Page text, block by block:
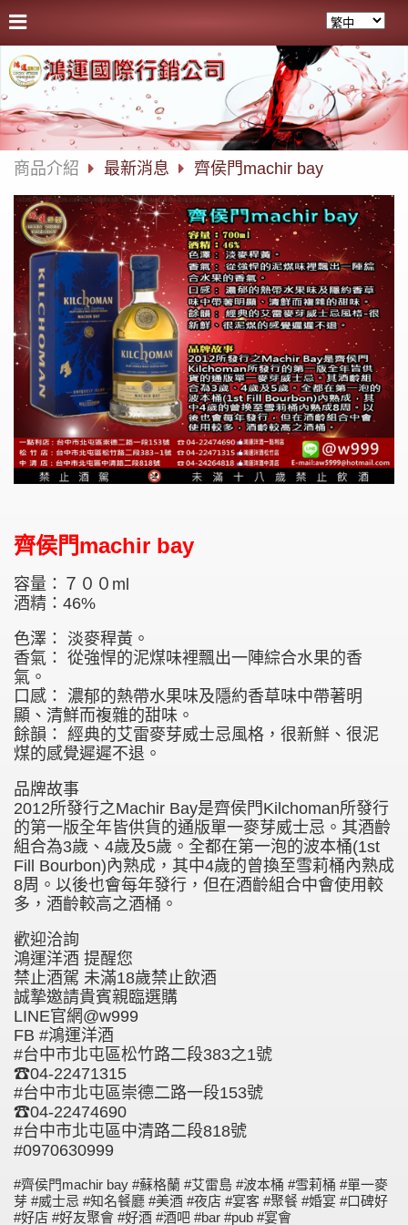
商品介紹 最新消息 齊侯門machir bay
齊侯門machir bay
容量：７００ml
酒精：46%
色澤： 淡麥稈黃。
香氣： 從強悍的泥煤味裡飄出一陣綜合水果的香
氣。
口感： 濃郁的熱帶水果味及隱約香草味中帶著明
顯、清鮮而複雜的甜味。
餘韻： 經典的艾雷麥芽威士忌風格，很新鮮、很泥
煤的感覺遲遲不退。
品牌故事
2012所發行之Machir Bay是齊侯門Kilchoman所發行
的第一版全年皆供貨的通版單一麥芽威士忌。其酒齡
組合為3歲、4歲及5歲。全都在第一泡的波本桶(1st
Fill Bourbon)內熟成，其中4歲的曾換至雪莉桶內熟成
8周。以後也會每年發行，但在酒齡組合中會使用較
多，酒齡較高之酒桶。
歡迎洽詢
鴻運洋酒 提醒您
禁止酒駕 未滿18歲禁止飲酒
誠摯邀請貴賓親臨選購
LINE官網@w999
FB #鴻運洋酒
#台中市北屯區松竹路二段383之1號
☎04-22471315
#台中市北屯區崇德二路一段153號
☎04-22474690
#台中市北屯區中清路二段818號
#0970630999
#齊侯門machir bay #蘇格蘭 #艾雷島 #波本桶 #雪莉桶 #單一麥
芽 #威士忌 #知名餐廳 #美酒 #夜店 #宴客 #聚餐 #婚宴 #口碑好
#好店 #好友聚會 #好酒 #酒吧 #bar #pub #宴會